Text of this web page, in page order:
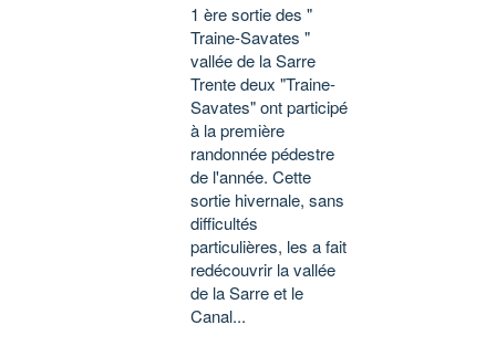
1 ère sortie des "
Traine-Savates "
vallée de la Sarre
Trente deux "Traine-
Savates" ont participé
à la première
randonnée pédestre
de l'année. Cette
sortie hivernale, sans
difficultés
particulières, les a fait
redécouvrir la vallée
de la Sarre et le
Canal...